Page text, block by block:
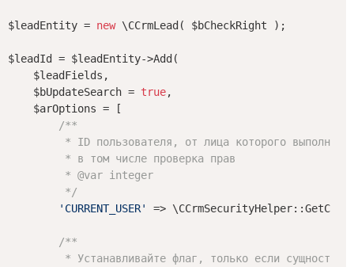
$leadEntity = new \CCrmLead( $bCheckRight );
$leadId = $leadEntity->Add(
    $leadFields,
    $bUpdateSearch =
true,
    $arOptions = [
/**
* ID пользователя, от лица которого
         * в том числе проверка прав
         *
@var integer
         */
'CURRENT_USER'
=>
/**
* Устанавливайте флаг, только если сущность